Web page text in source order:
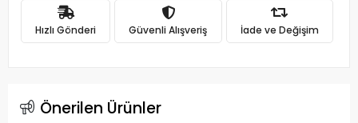
Hızlı Gönderi Güvenli Alışveriş İade ve Değişim
Önerilen Ürünler